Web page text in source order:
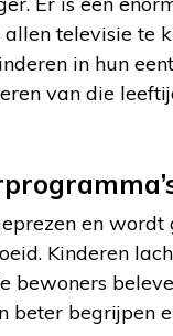
allen televisie
in hun
van die
en wordt
Kinderen
bewoners
beter begrijpen